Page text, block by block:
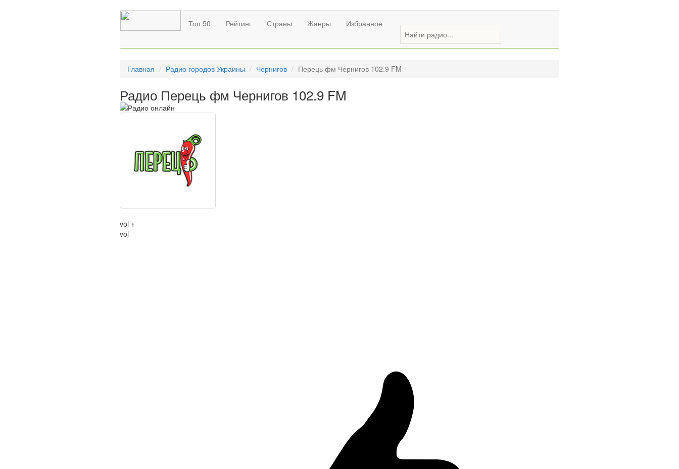
Топ 50 Рейтинг Страны Жанры Избранное
Главная Радио городов Украины Чернигов Перець фм Чернигов 102.9 FM
Радио Перець фм Чернигов 102.9 FM
vol +
vol -